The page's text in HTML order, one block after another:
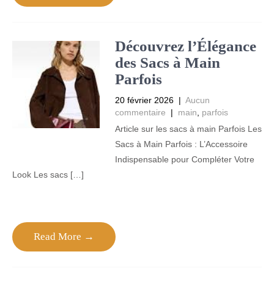
Découvrez l’Élégance
des Sacs à Main
Parfois
20 février 2026 | Aucun
commentaire
| main
parfois
Article sur les sacs à main Parfois Les
Sacs à Main Parfois : L’Accessoire
Indispensable pour Compléter Votre
Look Les sacs […]
Read More →